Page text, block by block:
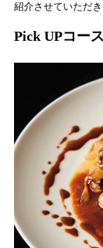
紹介させていただき
Pick UPコース